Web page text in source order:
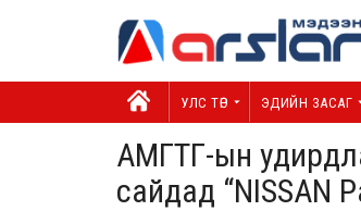
УЛС ТӨР ЭДИЙН ЗАСАГ
АМГТГ-ын
сайдад “NISSAN